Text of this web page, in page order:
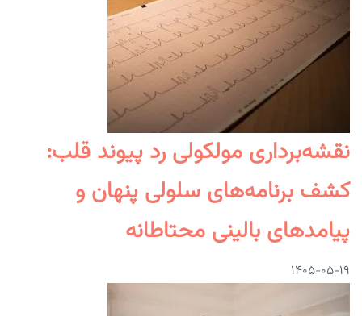
نقشه‌برداری مولکولی رد پیوند قلب:
کشف برنامه‌های سلولی پنهان و
پیامدهای بالینی محتاطانه
۱۴۰۵-۰۵-۱۹